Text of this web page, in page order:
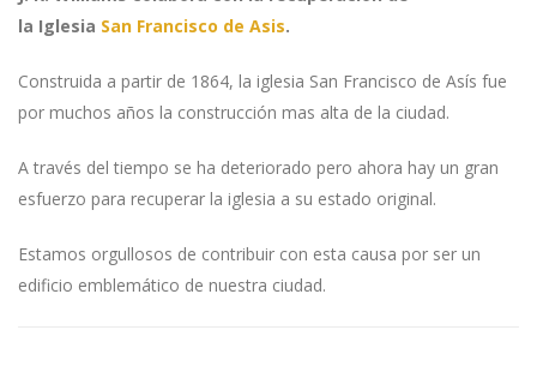
la Iglesia San Francisco de Asis.
Construida a partir de 1864, la iglesia San Francisco de Asís fue
por muchos años la construcción mas alta de la ciudad.
A través del tiempo se ha deteriorado pero ahora hay un gran
esfuerzo para recuperar la iglesia a su estado original.
Estamos orgullosos de contribuir con esta causa por ser un
edificio emblemático de nuestra ciudad.